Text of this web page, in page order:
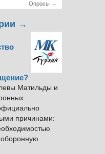
Опросы →
→
Матильды и
причинами:
оборонную